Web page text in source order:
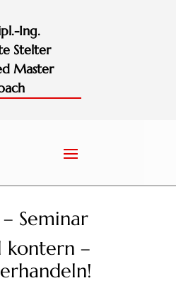
Ing.
Stelter
Master
Seminar
kontern –